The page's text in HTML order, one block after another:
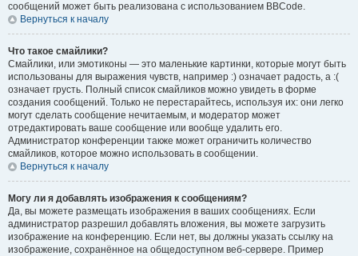
сообщений может быть реализована с использованием BBCode.
Вернуться к началу
Что такое смайлики?
Смайлики, или эмотиконы — это маленькие картинки, которые могут быть
использованы для выражения чувств, например :) означает радость, а :(
означает грусть. Полный список смайликов можно увидеть в форме
создания сообщений. Только не перестарайтесь, используя их: они легко
могут сделать сообщение нечитаемым, и модератор может
отредактировать ваше сообщение или вообще удалить его.
Администратор конференции также может ограничить количество
смайликов, которое можно использовать в сообщении.
Вернуться к началу
Могу ли я добавлять изображения к сообщениям?
Да, вы можете размещать изображения в ваших сообщениях. Если
администратор разрешил добавлять вложения, вы можете загрузить
изображение на конференцию. Если нет, вы должны указать ссылку на
изображение, сохранённое на общедоступном веб-сервере. Пример